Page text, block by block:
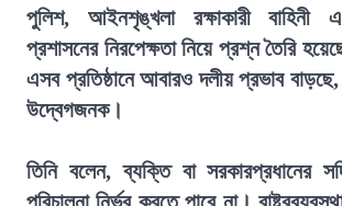
পুলিশ, আইনশৃঙ্খলা রক্ষাকারী বাহিনী
প্রশাসনের নিরপেক্ষতা নিয়ে প্রশ্ন তৈরি
এসব প্রতিষ্ঠানে আবারও দলীয় প্রভাব
উদ্বেগজনক।
তিনি বলেন, ব্যক্তি বা সরকারপ্রধানের